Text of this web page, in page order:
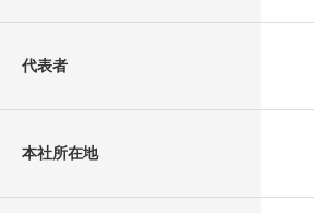
代表者
本社所在地